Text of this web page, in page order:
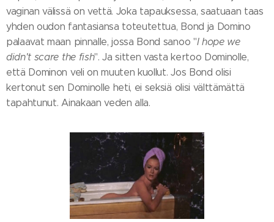
vaginan välissä on vettä. Joka tapauksessa, saatuaan taas
yhden oudon fantasiansa toteutettua, Bond ja Domino
palaavat maan pinnalle, jossa Bond sanoo "I hope we
didn't scare the fish". Ja sitten vasta kertoo Dominolle,
että Dominon veli on muuten kuollut. Jos Bond olisi
kertonut sen Dominolle heti, ei seksiä olisi välttämättä
tapahtunut. Ainakaan veden alla.